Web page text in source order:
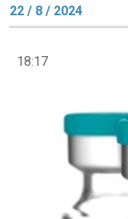
22 / 8 / 2024
18:17